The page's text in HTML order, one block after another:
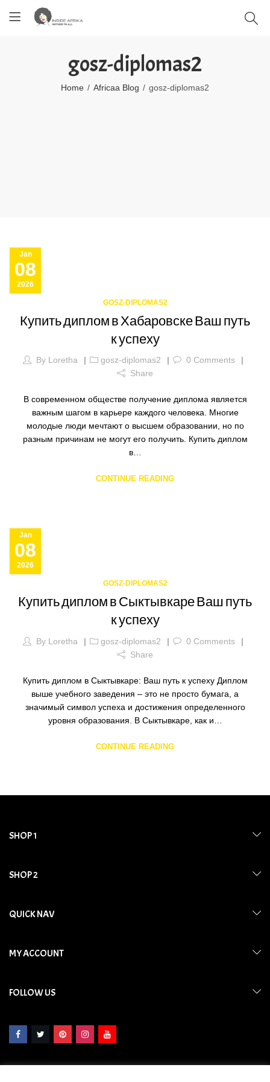
gosz-diplomas2
Home Africaa Blog gosz-diplomas2
08
Jan
2026
GOSZ-DIPLOMAS2
Купить диплом в Хабаровске Ваш путь
к успеху
By Loretha gosz-diplomas2 0 Comments
Share
В современном обществе получение диплома является
важным шагом в карьере каждого человека. Многие
молодые люди мечтают о высшем образовании, но по
разным причинам не могут его получить. Купить диплом
в…
CONTINUE READING
08
Jan
2026
GOSZ-DIPLOMAS2
Купить диплом в Сыктывкаре Ваш путь
к успеху
By Loretha gosz-diplomas2 0 Comments
Share
Купить диплом в Сыктывкаре: Ваш путь к успеху Диплом
выше учебного заведения – это не просто бумага, а
значимый символ успеха и достижения определенного
уровня образования. В Сыктывкаре, как и…
CONTINUE READING
SHOP 1
SHOP 2
QUICK NAV
MY ACCOUNT
FOLLOW US